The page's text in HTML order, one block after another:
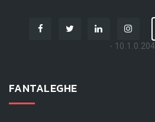
- 10.1.0.204
FANTALEGHE